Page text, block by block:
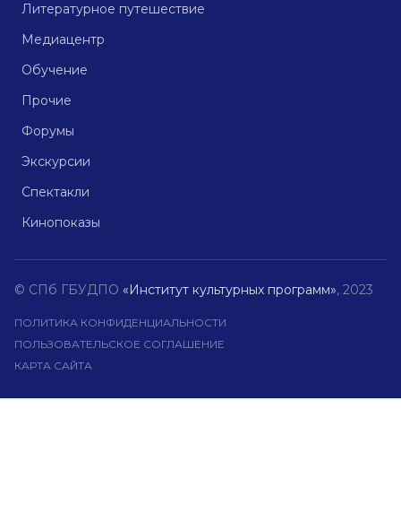
Литературное путешествие
Медиацентр
Обучение
Прочие
Форумы
Экскурсии
Спектакли
Кинопоказы
© СПб ГБУДПО «Институт культурных программ», 2023
ПОЛИТИКА КОНФИДЕНЦИАЛЬНОСТИ
ПОЛЬЗОВАТЕЛЬСКОЕ СОГЛАШЕНИЕ
КАРТА САЙТА